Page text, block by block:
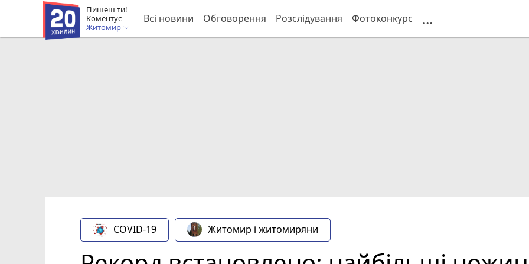
Пишеш ти!
Коментує
Житомир
Всі новини Обговорення Розслідування Фотоконкурс ...
COVID-19 Житомир і житомиряни